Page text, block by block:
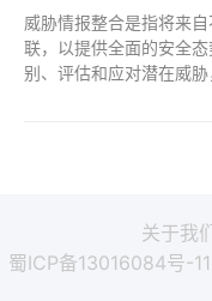
威胁情报整合是指将来
联，以提供全面的安全
别、评估和应对潜在威
关于我
蜀ICP备13016084号-11